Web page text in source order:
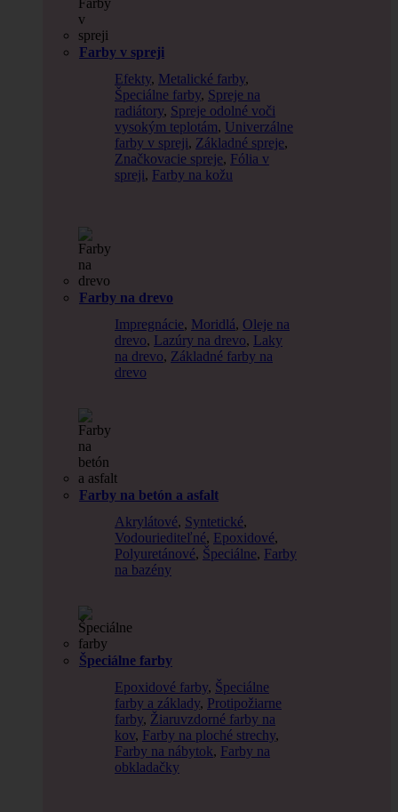
Farby v spreji
Efekty, Metalické farby,
Špeciálne farby, Spreje na
radiátory, Spreje odolné voči
vysokým teplotám, Univerzálne
farby v spreji, Základné spreje,
Značkovacie spreje, Fólia v
spreji, Farby na kožu
Farby na drevo
Impregnácie, Moridlá, Oleje na
drevo, Lazúry na drevo, Laky
na drevo, Základné farby na
drevo
Farby na betón a asfalt
Akrylátové, Syntetické,
Vodouriediteľné, Epoxidové,
Polyuretánové, Špeciálne, Farby
na bazény
Špeciálne farby
Epoxidové farby, Špeciálne
farby a základy, Protipožiarne
farby, Žiaruvzdorné farby na
kov, Farby na ploché strechy,
Farby na nábytok, Farby na
obkladačky